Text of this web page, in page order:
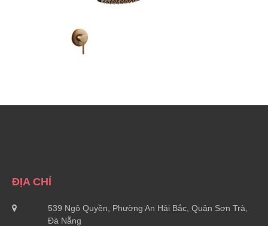
ĐỊA CHỈ
539 Ngô Quyền, Phường An Hải Bắc, Quận Sơn Trà,
Đà Nẵng